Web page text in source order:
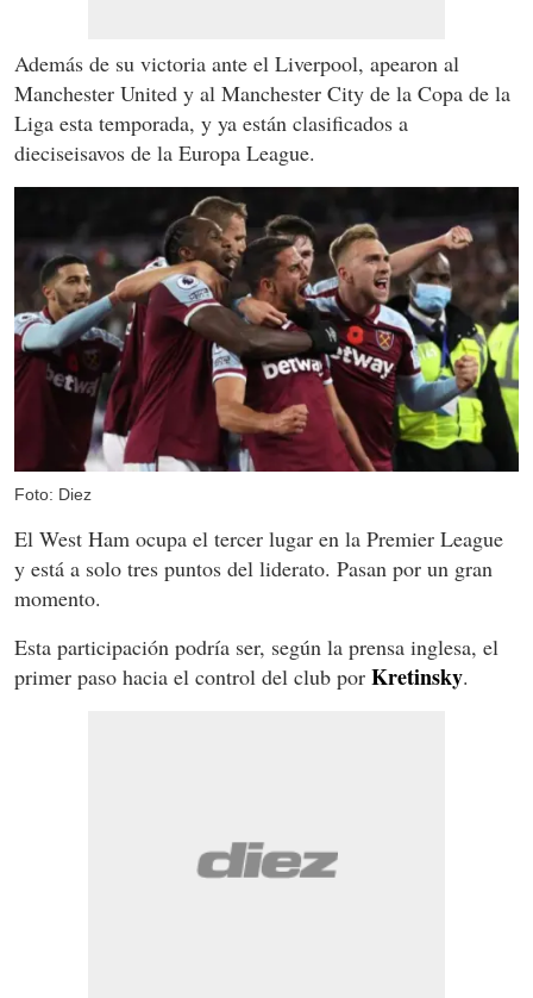
Además de su victoria ante el Liverpool, apearon al
Manchester United y al Manchester City de la Copa de la
Liga esta temporada, y ya están clasificados a
dieciseisavos de la Europa League.
Foto: Diez
El West Ham ocupa el tercer lugar en la Premier League
y está a solo tres puntos del liderato. Pasan por un gran
momento.
Esta participación podría ser, según la prensa inglesa, el
primer paso hacia el control del club por Kretinsky.